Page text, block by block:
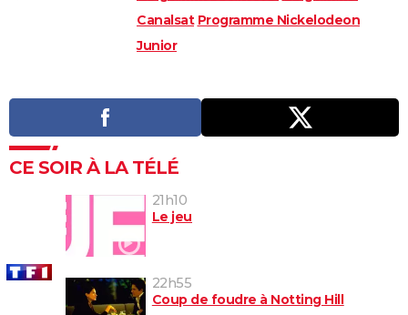
Canalsat Programme Nickelodeon
Junior
CE SOIR À LA TÉLÉ
21h10
Le jeu
22h55
Coup de foudre à Notting Hill